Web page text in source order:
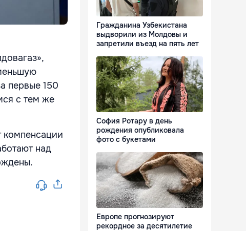
первые 150
с тем же
компенсации
над
Гражданина Узбекистана
выдворили из Молдовы и
запретили въезд на пять лет
София Ротару в день
рождения опубликовала
фото с букетами
Европе прогнозируют
рекордное за десятилетие